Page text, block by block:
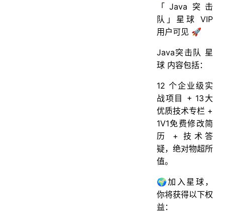
「Java突击
队」星球 VIP
用户可见 🚀
Java突击队 星
球 内容包括：
12 个企业级实
战项目 + 13大
优质技术专栏 +
1V1免费修改简
历 + 技术答
疑，绝对物超所
值。
🌍加入星球，
你将获得以下权
益：